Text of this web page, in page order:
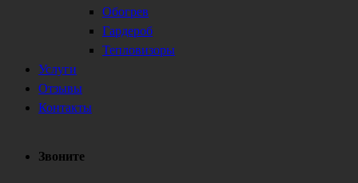
Обогрев
Гардероб
Тепловизоры
Услуги
Отзывы
Контакты
Звоните